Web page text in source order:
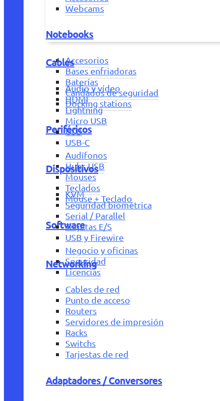
Webcams
Notebooks
Accesorios
Bases enfriadoras
Baterías
Candados de seguridad
Docking stations
Periféricos
Audífonos
Hubs USB
Mouses
Teclados
Mouse + Teclado
Software
Negocio y oficinas
Seguridad
Licencias
Cables
Audio y vídeo
HDMI
Lightning
Micro USB
USB
USB-C
Dispositivos
KVM
Seguridad biométrica
Serial / Parallel
Tarjetas E/S
USB y Firewire
Networking
Cables de red
Punto de acceso
Routers
Servidores de impresión
Racks
Switchs
Tarjestas de red
Adaptadores / Conversores